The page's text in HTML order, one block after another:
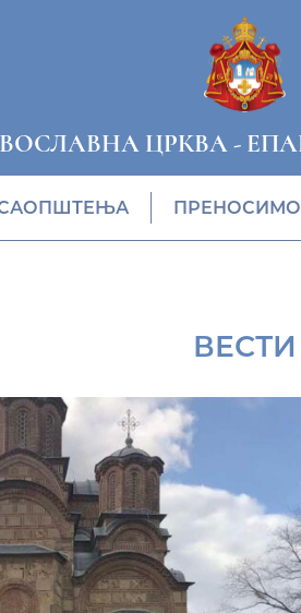
ЦРКВА-
ПРЕНОСИМО
ВЕСТИ
ПОНУДА